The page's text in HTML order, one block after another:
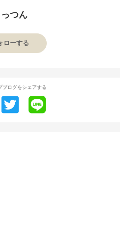
っつん
ローする
ブログをシェアする